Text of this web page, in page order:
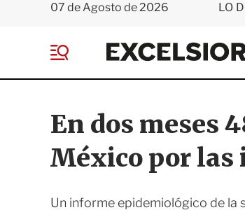
07 de Agosto de 2026 LO
e
En dos meses
México por las
Un informe epidemiológico de la